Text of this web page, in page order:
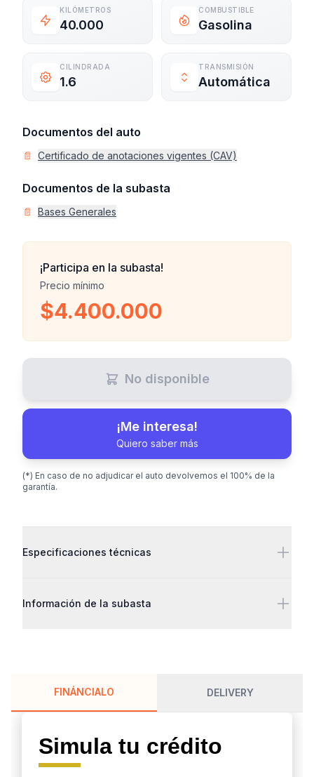
KILÓMETROS
40.000
COMBUSTIBLE
Gasolina
CILINDRADA
1.6
TRANSMISIÓN
Automática
Documentos del auto
📄 Certificado de anotaciones vigentes (CAV)
Documentos de la subasta
📄 Bases Generales
¡Participa en la subasta!
Precio mínimo
$4.400.000
No disponible
¡Me interesa!
Quiero saber más
(*) En caso de no adjudicar el auto devolvemos el 100% de la
garantía.
Especificaciones técnicas
Información de la subasta
FINÁNCIALO DELIVERY